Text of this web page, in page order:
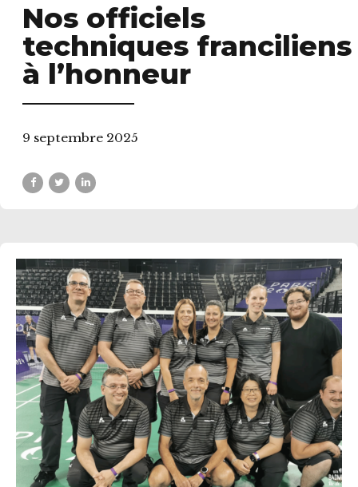
Nos officiels
techniques franciliens
à l’honneur
9 septembre 2025